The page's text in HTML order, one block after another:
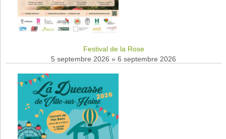
Festival de la Rose
5 septembre 2026 » 6 septembre 2026